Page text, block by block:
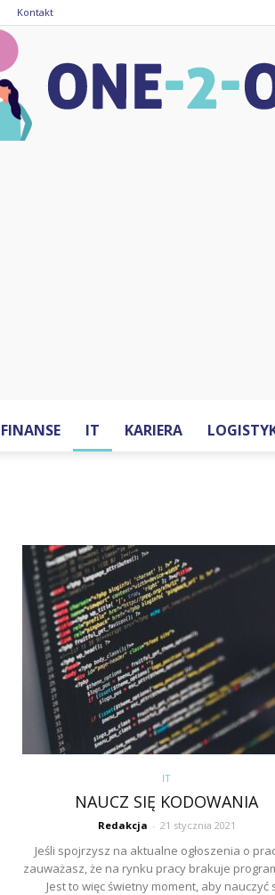
Kontakt
one.pl
FINANSE IT KARIERA
IT
NAUCZ SIĘ KODOWANIA
Redakcja - 21 stycznia 2021
Jeśli spojrzysz na aktualne ogłoszenia o
zauważasz, że na rynku pracy brakuje
Jest to więc świetny moment, aby nauczyć